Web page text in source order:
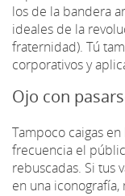
los de la bandera
ideales de la
fraternidad). Tú
corporativos y
Ojo con
Tampoco caigas
frecuencia el
rebuscadas. Si tus
en una